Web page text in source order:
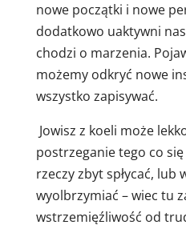
nowe początki i nowe
dodatkowo uaktywni
chodzi o marzenia.
możemy odkryć nowe
wszystko zapisywać.
Jowisz z koeli może
postrzeganie tego co
rzeczy zbyt spłycać,
wyolbrzymiać – wiec tu
wstrzemięźliwość od